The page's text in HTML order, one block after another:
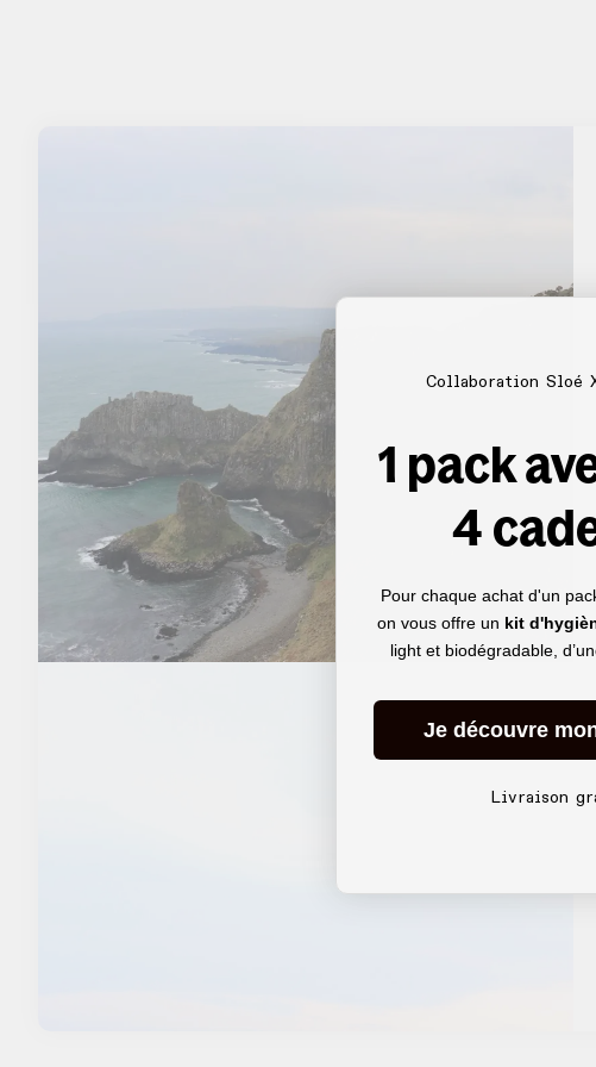
Collaboration Sloé
1 pack
4
Pour chaque achat d'un
on vous offre un kit
light et biodégradable,
Je découvre
Livraison